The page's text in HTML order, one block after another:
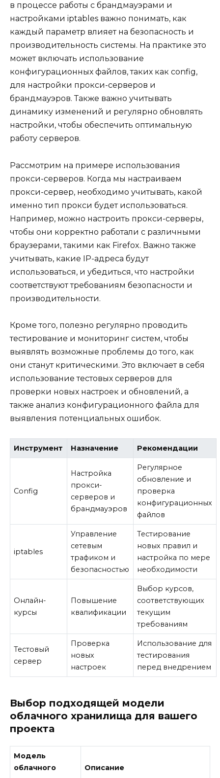
в процессе работы с брандмауэрами и
настройками iptables важно понимать, как
каждый параметр влияет на безопасность и
производительность системы. На практике это
может включать использование
конфигурационных файлов, таких как config,
для настройки прокси-серверов и
брандмауэров. Также важно учитывать
динамику изменений и регулярно обновлять
настройки, чтобы обеспечить оптимальную
работу серверов.
Рассмотрим на примере использования
прокси-серверов. Когда мы настраиваем
прокси-сервер, необходимо учитывать, какой
именно тип прокси будет использоваться.
Например, можно настроить прокси-серверы,
чтобы они корректно работали с различными
браузерами, такими как Firefox. Важно также
учитывать, какие IP-адреса будут
использоваться, и убедиться, что настройки
соответствуют требованиям безопасности и
производительности.
Кроме того, полезно регулярно проводить
тестирование и мониторинг систем, чтобы
выявлять возможные проблемы до того, как
они станут критическими. Это включает в себя
использование тестовых серверов для
проверки новых настроек и обновлений, а
также анализ конфигурационного файла для
выявления потенциальных ошибок.
Инструмент Назначение Рекомендации
Config
Настройка
прокси-
серверов и
брандмауэров
Регулярное
обновление и
проверка
конфигурационных
файлов
iptables
Управление
сетевым
трафиком и
безопасностью
Тестирование
новых правил и
настройка по мере
необходимости
Онлайн-
курсы
Повышение
квалификации
Выбор курсов,
соответствующих
текущим
требованиям
Тестовый
сервер
Проверка
новых
настроек
Использование для
тестирования
перед внедрением
Выбор подходящей модели
облачного хранилища для вашего
проекта
Модель
облачного
Описание